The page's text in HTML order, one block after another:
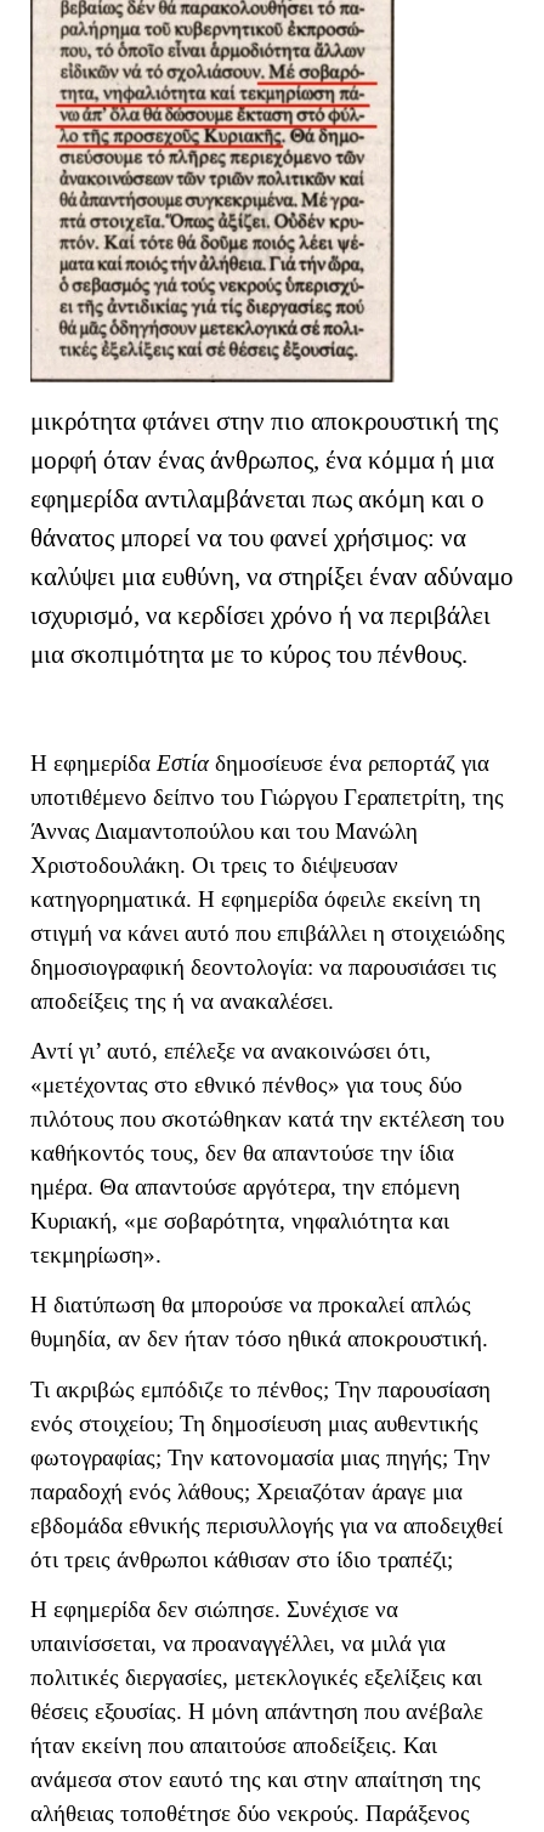
μικρότητα φτάνει στην πιο αποκρουστική της
μορφή όταν ένας άνθρωπος, ένα κόμμα ή μια
εφημερίδα αντιλαμβάνεται πως ακόμη και ο
θάνατος μπορεί να του φανεί χρήσιμος: να
καλύψει μια ευθύνη, να στηρίξει έναν αδύναμο
ισχυρισμό, να κερδίσει χρόνο ή να περιβάλει
μια σκοπιμότητα με το κύρος του πένθους.
Η εφημερίδα Εστίαδημοσίευσε ένα ρεπορτάζ για
υποτιθέμενο δείπνο του Γιώργου Γεραπετρίτη, της
Άννας Διαμαντοπούλου και του Μανώλη
Χριστοδουλάκη. Οι τρεις το διέψευσαν
κατηγορηματικά. Η εφημερίδα όφειλε εκείνη τη
στιγμή να κάνει αυτό που επιβάλλει η στοιχειώδης
δημοσιογραφική δεοντολογία: να παρουσιάσει τις
αποδείξεις της ή να ανακαλέσει.
Αντί γι’ αυτό, επέλεξε να ανακοινώσει ότι,
«μετέχοντας στο εθνικό πένθος» για τους δύο
πιλότους που σκοτώθηκαν κατά την εκτέλεση του
καθήκοντός τους, δεν θα απαντούσε την ίδια
ημέρα. Θα απαντούσε αργότερα, την επόμενη
Κυριακή, «με σοβαρότητα, νηφαλιότητα και
τεκμηρίωση».
Η διατύπωση θα μπορούσε να προκαλεί απλώς
θυμηδία, αν δεν ήταν τόσο ηθικά αποκρουστική.
Τι ακριβώς εμπόδιζε το πένθος; Την παρουσίαση
ενός στοιχείου; Τη δημοσίευση μιας αυθεντικής
φωτογραφίας; Την κατονομασία μιας πηγής; Την
παραδοχή ενός λάθους; Χρειαζόταν άραγε μια
εβδομάδα εθνικής περισυλλογής για να αποδειχθεί
ότι τρεις άνθρωποι κάθισαν στο ίδιο τραπέζι;
Η εφημερίδα δεν σιώπησε. Συνέχισε να
υπαινίσσεται, να προαναγγέλλει, να μιλά για
πολιτικές διεργασίες, μετεκλογικές εξελίξεις και
θέσεις εξουσίας. Η μόνη απάντηση που ανέβαλε
ήταν εκείνη που απαιτούσε αποδείξεις. Και
ανάμεσα στον εαυτό της και στην απαίτηση της
αλήθειας τοποθέτησε δύο νεκρούς. Παράξενος